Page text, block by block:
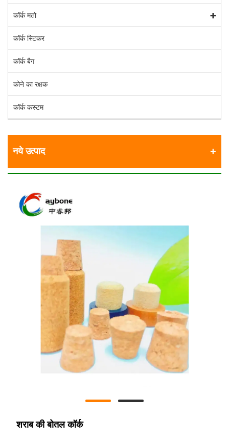
कॉर्क मतो
कॉर्क स्टिकर
कॉर्क बैग
कोने का रक्षक
कॉर्क कस्टम
नये उत्पाद
शराब की बोतल कॉर्क